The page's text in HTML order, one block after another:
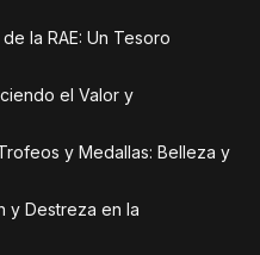
la RAE: Un Tesoro
el Valor y
y Medallas: Belleza y
y Destreza en la